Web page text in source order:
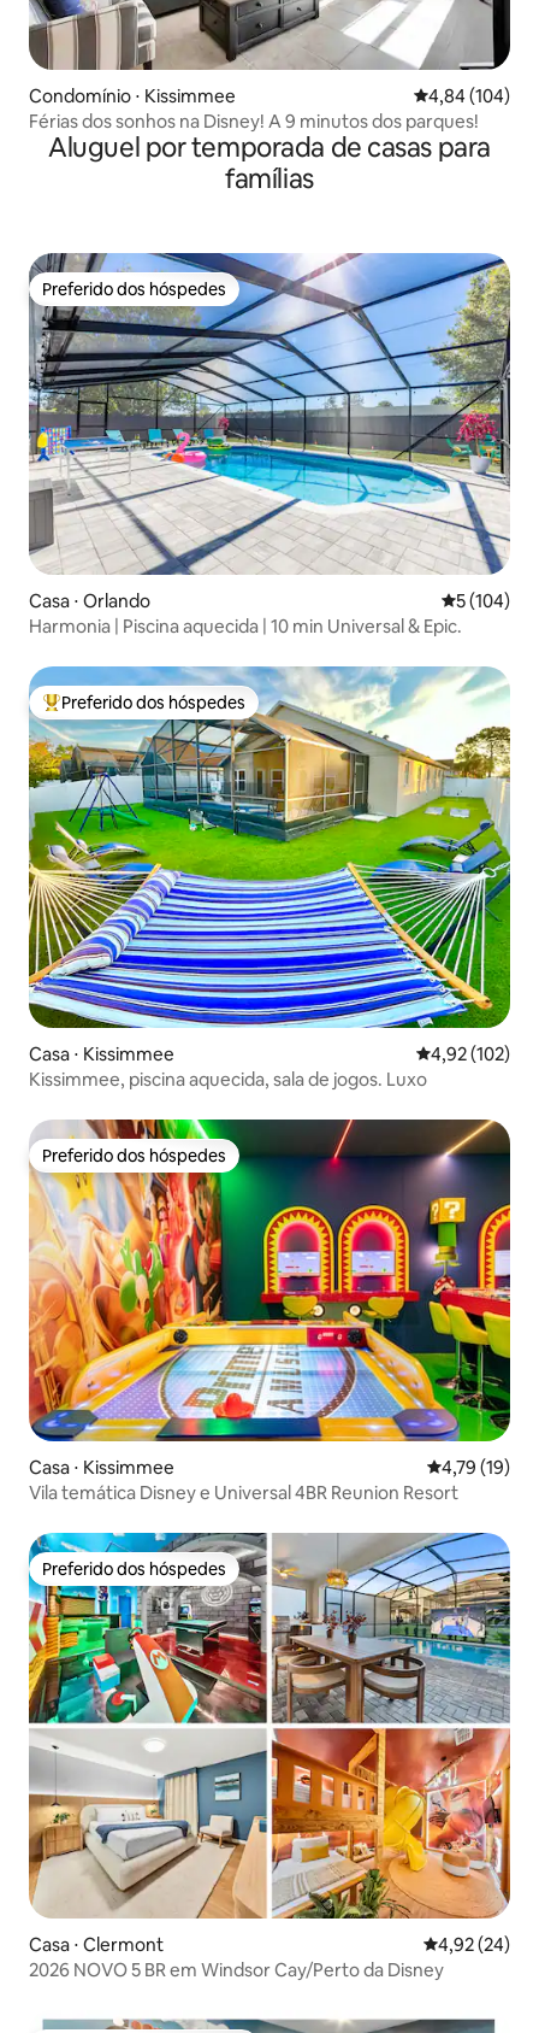
Condomínio ⋅ Kissimmee 4,84 de uma
4,84 (104)
Férias dos sonhos na Disney! A 9 minutos dos parques!
Aluguel por temporada de casas para
famílias
Preferido dos hóspedes
Preferido dos hóspedes
Casa ⋅ Orlando 5 de uma
5 (104)
Harmonia | Piscina aquecida | 10 min Universal & Epic.
Entre os melhores preferidos dos hóspedes
Preferido dos hóspedes
Casa ⋅ Kissimmee 4,92 de uma
4,92 (102)
Kissimmee, piscina aquecida, sala de jogos. Luxo
Preferido dos hóspedes
Preferido dos hóspedes
Casa ⋅ Kissimmee 4,79 de uma
4,79 (19)
Vila temática Disney e Universal 4BR Reunion Resort
Preferido dos hóspedes
Preferido dos hóspedes
Casa ⋅ Clermont 4,92 de uma
4,92 (24)
2026 NOVO 5 BR em Windsor Cay/Perto da Disney